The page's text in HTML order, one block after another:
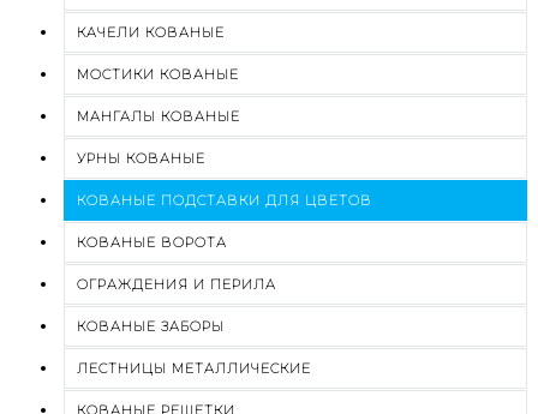
КАЧЕЛИ КОВАНЫЕ
МОСТИКИ КОВАНЫЕ
МАНГАЛЫ КОВАНЫЕ
УРНЫ КОВАНЫЕ
КОВАНЫЕ ПОДСТАВКИ ДЛЯ ЦВЕТОВ
КОВАНЫЕ ВОРОТА
ОГРАЖДЕНИЯ И ПЕРИЛА
КОВАНЫЕ ЗАБОРЫ
ЛЕСТНИЦЫ МЕТАЛЛИЧЕСКИЕ
КОВАНЫЕ РЕШЕТКИ